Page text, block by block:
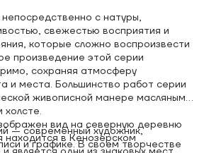
с натуры,
свежестью восприятия и
которые сложно воспроизвести
произведение этой серии
сохраняя атмосферу
и места. Большинство работ серии
живописной манере масляными
холсте.
вид на северную деревню
в Кенозерском
— современный художник,
и графике. В своём творчестве